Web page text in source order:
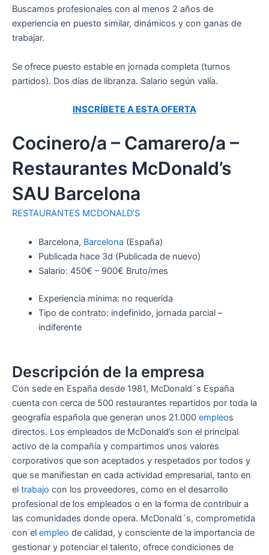
Buscamos profesionales con al menos 2 años de
experiencia en puesto similar, dinámicos y con ganas de
trabajar.
Se ofrece puesto estable en jornada completa (turnos
partidos). Dos días de libranza. Salario según valía.
INSCRÍBETE A ESTA OFERTA
Cocinero/a – Camarero/a –
Restaurantes McDonald’s
SAU Barcelona
RESTAURANTES MCDONALD’S
Barcelona, Barcelona (España)
Publicada hace 3d (Publicada de nuevo)
Salario: 450€ – 900€ Bruto/mes
Experiencia mínima: no requerida
Tipo de contrato: indefinido, jornada parcial –
indiferente
Descripción de la empresa
Con sede en España desde 1981, McDonald´s España
cuenta con cerca de 500 restaurantes repartidos por toda la
geografía española que generan unos 21.000 empleos
directos. Los empleados de McDonald’s son el principal
activo de la compañía y compartimos unos valores
corporativos que son aceptados y respetados por todos y
que se manifiestan en cada actividad empresarial, tanto en
el trabajo con los proveedores, como en el desarrollo
profesional de los empleados o en la forma de contribuir a
las comunidades donde opera. McDonald´s, comprometida
con el empleo de calidad, y consciente de la importancia de
gestionar y potenciar el talento, ofrece condiciones de